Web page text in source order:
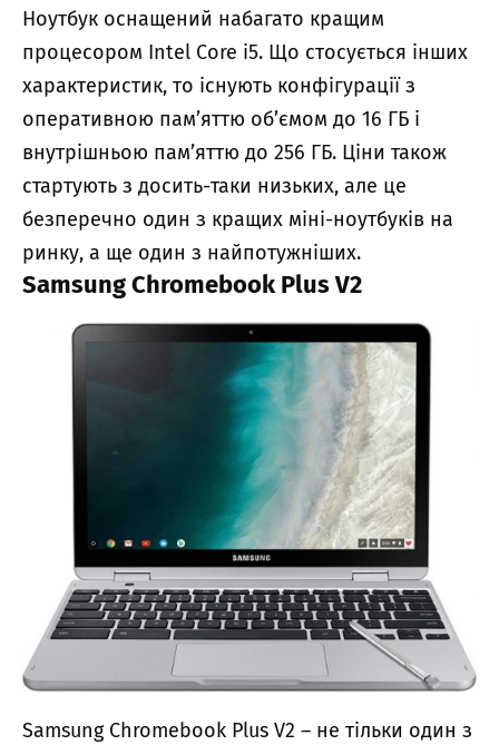
Ноутбук оснащений набагато кращим
процесором Intel Core i5. Що стосується інших
характеристик, то існують конфігурації з
оперативною пам’яттю об’ємом до 16 ГБ і
внутрішньою пам’яттю до 256 ГБ. Ціни також
стартують з досить-таки низьких, але це
безперечно один з кращих міні-ноутбуків на
ринку, а ще один з найпотужніших.
Samsung Chromebook Plus V2
Samsung Chromebook Plus V2 – не тільки один з